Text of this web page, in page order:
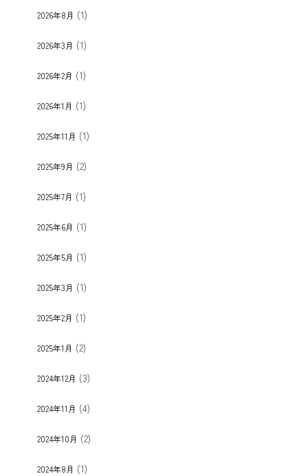
2026年8月 (1)
2026年3月 (1)
2026年2月 (1)
2026年1月 (1)
2025年11月 (1)
2025年9月 (2)
2025年7月 (1)
2025年6月 (1)
2025年5月 (1)
2025年3月 (1)
2025年2月 (1)
2025年1月 (2)
2024年12月 (3)
2024年11月 (4)
2024年10月 (2)
2024年8月 (1)